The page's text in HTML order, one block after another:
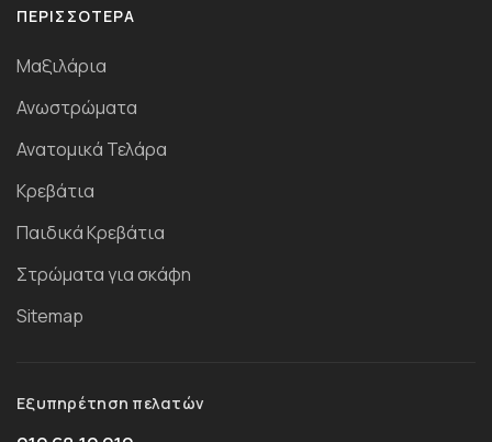
ΠΕΡΙΣΣΌΤΕΡΑ
Μαξιλάρια
Ανωστρώματα
Ανατομικά Τελάρα
Κρεβάτια
Παιδικά Κρεβάτια
Στρώματα για σκάφη
Sitemap
Εξυπηρέτηση πελατών